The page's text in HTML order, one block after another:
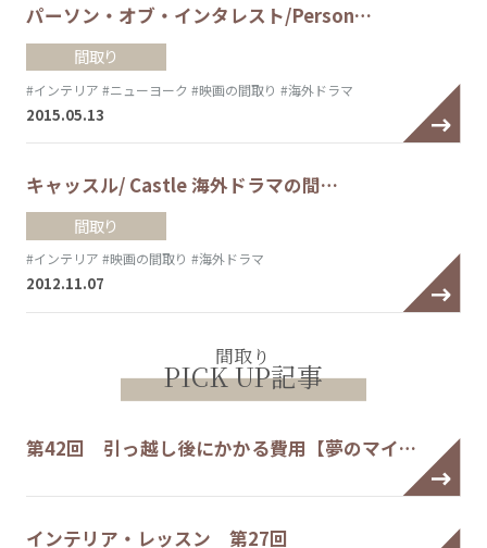
パーソン・オブ・インタレスト/Person…
間取り
#インテリア #ニューヨーク #映画の間取り #海外ドラマ
2015.05.13
キャッスル/ Castle 海外ドラマの間…
間取り
#インテリア #映画の間取り #海外ドラマ
2012.11.07
間取り
PICK UP記事
第42回 引っ越し後にかかる費用【夢のマイ…
インテリア・レッスン 第27回